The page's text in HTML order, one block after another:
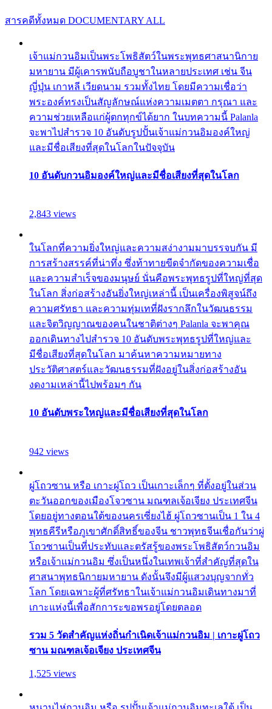
สารคดีทั้งหมด DOCUMENTARY ALL
เจ้าแม่กวนอิมเป็นพระโพธิสัตว์ในพระพุทธศาสนานิกาย
มหายาน มีผู้เคารพนับถือบูชาในหลายประเทศ เช่น จีน
ญี่ปุ่น เกาหลี เวียดนาม รวมทั้งไทย โดยมีความเชื่อว่า
พระองค์ทรงเป็นสัญลักษณ์แห่งความเมตตา กรุณา และ
ความช่วยเหลือแก่ผู้ตกทุกข์ได้ยาก ในบทความนี้ Palanla
จะพาไปสำรวจ 10 อันดับรูปปั้นเจ้าแม่กวนอิมองค์ใหญ่
และมีชื่อเสียงที่สุดในโลกในปัจจุบัน
10 อันดับกวนอิมองค์ใหญ่และมีชื่อเสียงที่สุดในโลก
2,843 views
ในโลกที่ความยิ่งใหญ่และความสง่างามมาบรรจบกัน มี
การสร้างสรรค์ที่น่าทึ่ง ซึ่งท้าทายขีดจำกัดของความเชื่อ
และความสำเร็จของมนุษย์ นั่นคือพระพุทธรูปที่ใหญ่ที่สุด
ในโลก สิ่งก่อสร้างอันยิ่งใหญ่เหล่านี้ เป็นเครื่องพิสูจน์ถึง
ความศรัทธา และความทุ่มเทที่ฝังรากลึกในวัฒนธรรม
และจิตวิญญาณของคนในชาติต่างๆ Palanla จะพาคุณ
ออกเดินทางไปสำรวจ 10 อันดับพระพุทธรูปที่ใหญ่และ
มีชื่อเสียงที่สุดในโลก มาค้นหาความหมายทาง
ประวัติศาสตร์และวัฒนธรรมที่ฝังอยู่ในสิ่งก่อสร้างอัน
งดงามเหล่านี้ไปพร้อมๆ กัน
10 อันดับพระใหญ่และมีชื่อเสียงที่สุดในโลก
942 views
ผู่โถวซาน หรือ เกาะผู่โถว เป็นเกาะเล็กๆ ที่ตั้งอยู่ในส่วน
ตะวันออกของเมืองโจวซาน มณฑลเจ้อเจียง ประเทศจีน
โดยอยู่ทางตอนใต้ของนครเซี่ยงไฮ้ ผู่โถวซานเป็น 1 ใน 4
พุทธคีรีหรือภูเขาศักดิ์สิทธิ์ของจีน ชาวพุทธจีนเชื่อกันว่าผู่
โถวซานเป็นที่ประทับและตรัสรู้ของพระโพธิสัตว์กวนอิม
หรือเจ้าแม่กวนอิม ซึ่งเป็นหนึ่งในเทพเจ้าที่สำคัญที่สุดใน
ศาสนาพุทธนิกายมหายาน ดังนั้นจึงมีผู้แสวงบุญจากทั่ว
โลก โดยเฉพาะผู้ที่ศรัทธาในเจ้าแม่กวนอิมเดินทางมาที่
เกาะแห่งนี้เพื่อสักการะขอพรอยู่โดยตลอด
รวม 5 วัดสำคัญแห่งถิ่นกำเนิดเจ้าแม่กวนอิม | เกาะผู่โถว
ซาน มณฑลเจ้อเจียง ประเทศจีน
1,525 views